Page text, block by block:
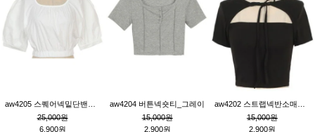
25,000원
6,900원
aw4204 버튼넥숏티_그레이
15,000원
2,900원
15,000원
2,900원